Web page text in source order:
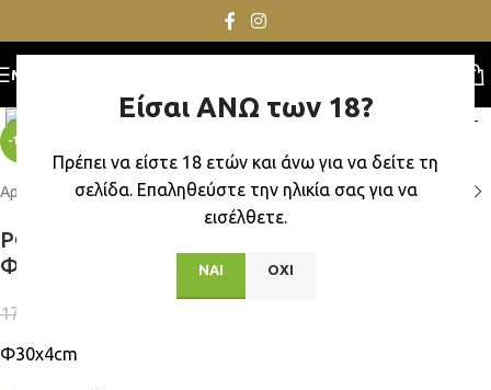
Είσαι ΑΝΩ των 18?
Πρέπει να είστε 18 ετών και άνω για να δείτε τη
σελίδα. Επαληθεύστε την ηλικία σας για να
εισέλθετε.
ΝΑΙ ΟΧΙ
MENU
-14%
Click to enlarge
Αρχική σελίδα/Δώρα/Ρολόγια/Τοίχου
ΡΟΛΟΙ ΤΟΙΧΟΥ ΤΡΙΣΔΙΑΣΤΑΤΟ ΦΟΝΤΟ
Φ30x4cm Homie 321873
17,50
Φ30x4cm